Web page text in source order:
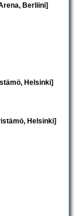
Berliini]
Helsinki]
Helsinki]